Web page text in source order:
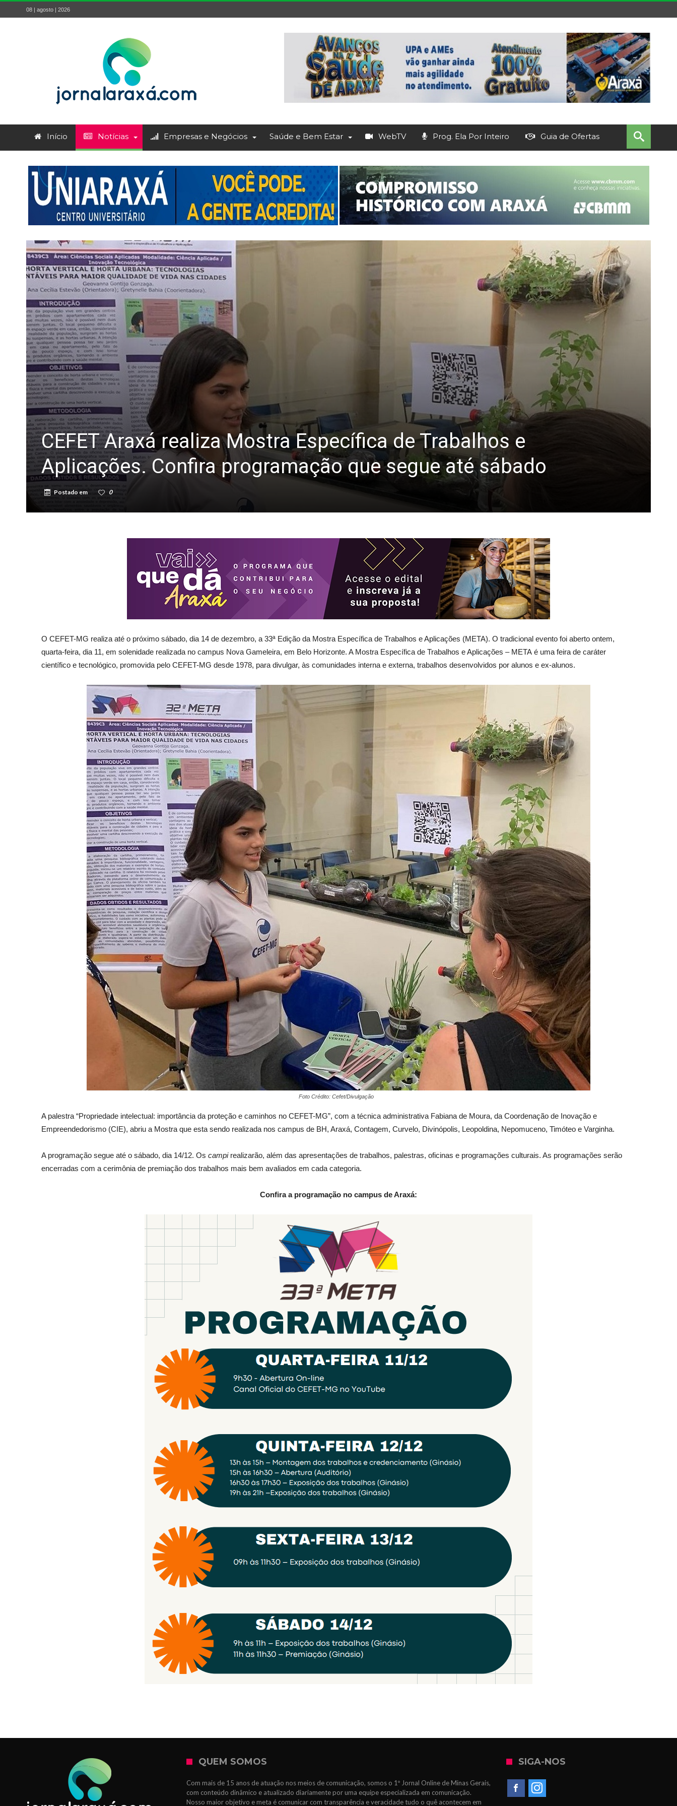
08 | agosto | 2026
Início Notícias Empresas e Negócios Saúde e Bem Estar WebTV Prog. Ela Por Inteiro Guia de Ofertas
CEFET Araxá realiza Mostra Específica de Trabalhos e
Aplicações. Confira programação que segue até sábado
Postado em 0
O CEFET-MG realiza até o próximo sábado, dia 14 de dezembro, a 33ª Edição da Mostra Específica de Trabalhos e Aplicações (META). O tradicional evento foi aberto ontem,
quarta-feira, dia 11, em solenidade realizada no campus Nova Gameleira, em Belo Horizonte. A Mostra Específica de Trabalhos e Aplicações – META é uma feira de caráter
científico e tecnológico, promovida pelo CEFET-MG desde 1978, para divulgar, às comunidades interna e externa, trabalhos desenvolvidos por alunos e ex-alunos.
Foto Crédito: Cefet/Divulgação
A palestra “Propriedade intelectual: importância da proteção e caminhos no CEFET-MG”, com a técnica administrativa Fabiana de Moura, da Coordenação de Inovação e
Empreendedorismo (CIE), abriu a Mostra que esta sendo realizada nos campus de BH, Araxá, Contagem, Curvelo, Divinópolis, Leopoldina, Nepomuceno, Timóteo e Varginha.
A programação segue até o sábado, dia 14/12. Os campirealizarão, além das apresentações de trabalhos, palestras, oficinas e programações culturais. As programações serão
encerradas com a cerimônia de premiação dos trabalhos mais bem avaliados em cada categoria.
Confira a programação no campus de Araxá:
QUEM SOMOS
Com mais de 15 anos de atuação nos meios de comunicação, somos o 1º Jornal Online de Minas Gerais,
com conteúdo dinâmico e atualizado diariamente por uma equipe especializada em comunicação.
Nosso maior objetivo e meta é comunicar com transparência e veracidade tudo o quê acontecem em
SIGA-NOS